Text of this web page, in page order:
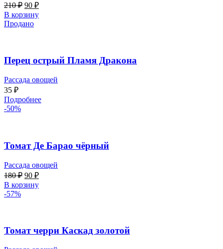
210₽ 90 ₽
В корзину
Продано
Перец острый Пламя Дракона
Рассада овощей
35 ₽
Подробнее
-50%
Томат Де Барао чёрный
Рассада овощей
180₽ 90 ₽
В корзину
-57%
Томат черри Каскад золотой